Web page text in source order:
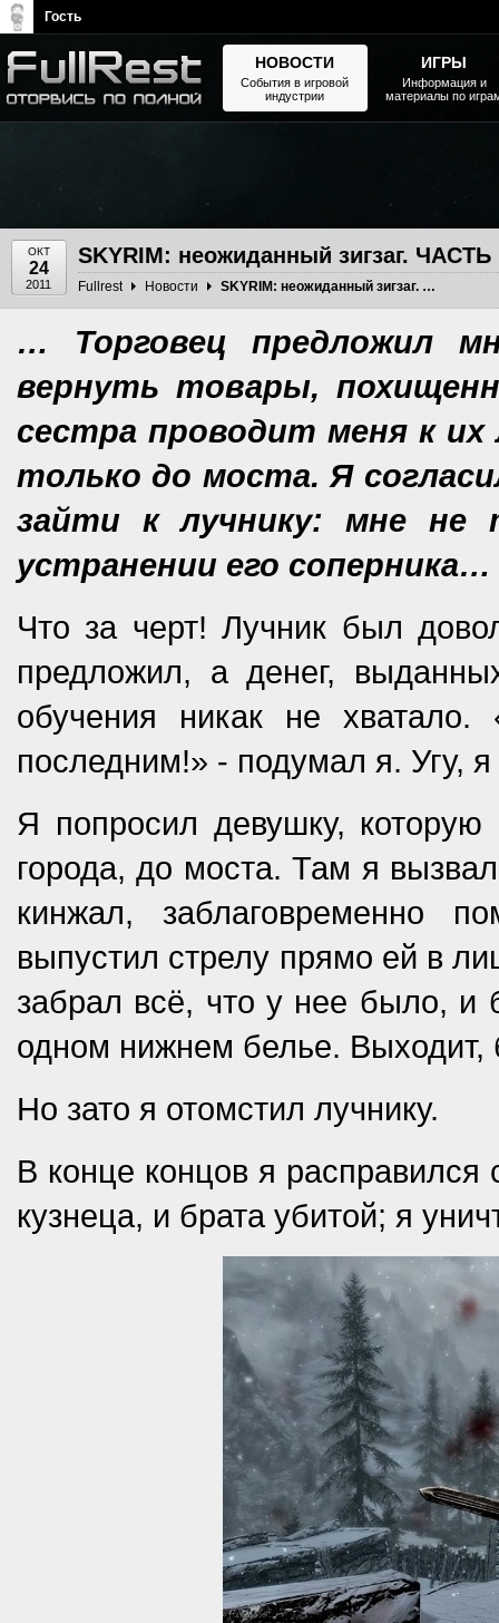
ОКТ
24
2011
SKYRIM: неожиданный зигзаг. ЧАСТЬ
Fullrest Новости SKYRIM: неожиданный зигзаг. ЧАСТЬ II
… Торговец предложил
вернуть товары,
сестра проводит меня к
только до моста. Я
зайти к лучнику: мне не
устранении его соперника…
Что за черт! Лучник был
предложил, а денег,
обучения никак не
последним!» - подумал я. Угу,
Я попросил девушку,
города, до моста. Там я
кинжал, заблаговременно
выпустил стрелу прямо ей в
забрал всё, что у нее было, и
одном нижнем белье. Выходит,
Но зато я отомстил лучнику.
В конце концов я
кузнеца, и брата убитой; я
НОВОСТИ
События в игровой
индустрии
ИГРЫ
Информация и
материалы по
Гость